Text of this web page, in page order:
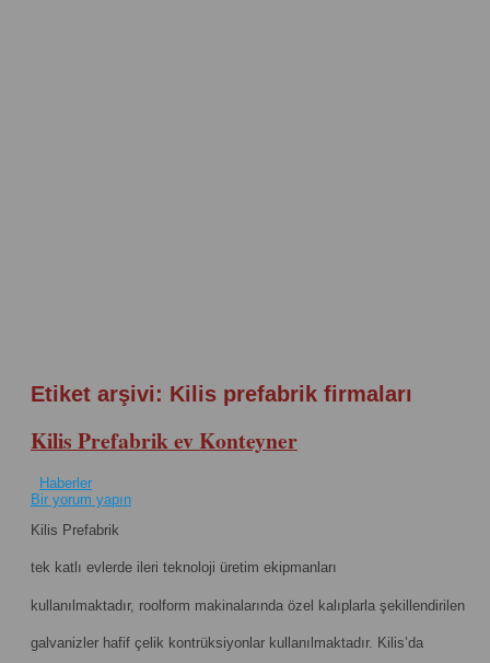
Etiket arşivi: Kilis prefabrik firmaları
Kilis Prefabrik ev Konteyner
Haberler
Bir yorum yapın
Kilis Prefabrik
tek katlı evlerde ileri teknoloji üretim ekipmanları
kullanılmaktadır, roolform makinalarında özel kalıplarla şekillendirilen
galvanizler hafif çelik kontrüksiyonlar kullanılmaktadır. Kilis’da